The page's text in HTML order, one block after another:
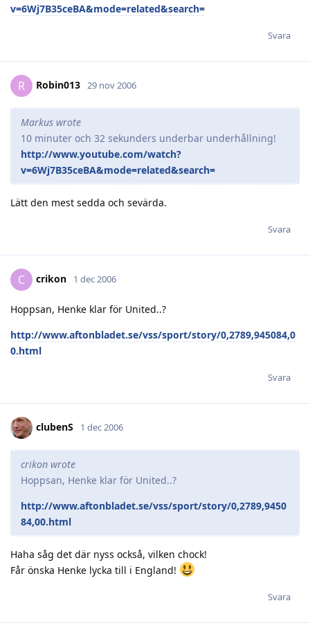
v=6Wj7B35ceBA&mode=related&search=
Svara
R Robin013 29 nov 2006
Markus wrote
10 minuter och 32 sekunders underbar underhållning!
http://www.youtube.com/watch?
v=6Wj7B35ceBA&mode=related&search=
Lätt den mest sedda och sevärda.
Svara
C crikon 1 dec 2006
Hoppsan, Henke klar för United..?
http://www.aftonbladet.se/vss/sport/story/0,2789,945084,0
0.html
Svara
clubenS 1 dec 2006
crikon wrote
Hoppsan, Henke klar för United..?
http://www.aftonbladet.se/vss/sport/story/0,2789,9450
84,00.html
Haha såg det där nyss också, vilken chock!
Får önska Henke lycka till i England!
Svara